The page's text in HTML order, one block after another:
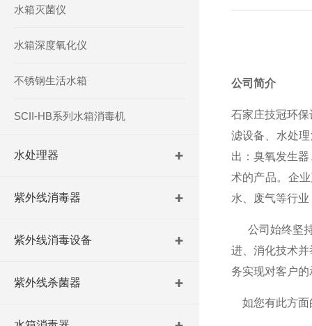
水箱灭菌仪
水箱深度氧化仪
不锈钢生活水箱
SCII-HB系列水箱消毒机
水处理器
紫外线消毒器
紫外线消毒设备
紫外线杀菌器
公司简介
石家庄技冠环
滤设备、水处
出：臭氧发生
术的产品。企
水、废气等行
公司始终坚持
进、消化技术
务实现对客户的
如您有此方面